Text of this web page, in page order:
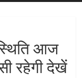
आज
रहेगी देखें